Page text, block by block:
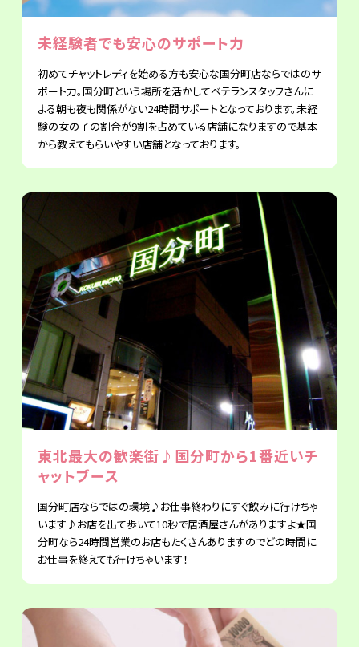
未経験者でも安心のサポート力
初めてチャットレディを始める方も安心な国分町店ならではのサ
ポート力。国分町という場所を活かしてベテランスタッフさんに
よる朝も夜も関係がない24時間サポートとなっております。未経
験の女の子の割合が9割を占めている店舗になりますので基本
から教えてもらいやすい店舗となっております。
東北最大の歓楽街♪国分町から1番近いチ
ャットブース
国分町店ならではの環境♪お仕事終わりにすぐ飲みに行けちゃ
います♪お店を出て歩いて10秒で居酒屋さんがありますよ★国
分町なら24時間営業のお店もたくさんありますのでどの時間に
お仕事を終えても行けちゃいます！